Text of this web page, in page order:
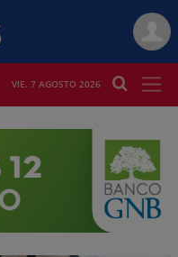
VIE. 7 AGOSTO 2026